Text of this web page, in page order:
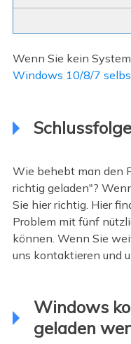
Wenn Sie kein
Windows 10/8/7
Wie behebt man den
richtig geladen"?
Sie hier richtig. Hier
Problem mit fünf
können. Wenn Sie
uns kontaktieren und
Windows
geladen